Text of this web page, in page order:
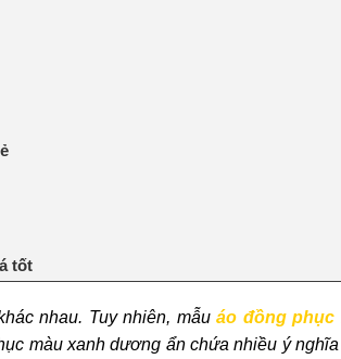
tốt
nhau. Tuy nhiên, mẫuáo đồng phục
màu xanh dương ẩn chứa nhiều ý